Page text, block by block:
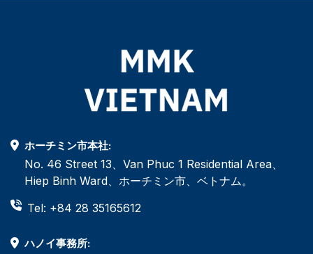
ホーチミン市本社:
No. 46 Street 13、Van Phuc 1 Residential Area、
Hiep Binh Ward、ホーチミン市、ベトナム。
Tel: +84 28 35165612
ハノイ事務所: